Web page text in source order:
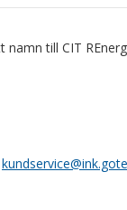
namn till CIT